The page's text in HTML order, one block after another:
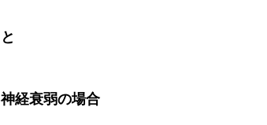
と
神経衰弱の場合